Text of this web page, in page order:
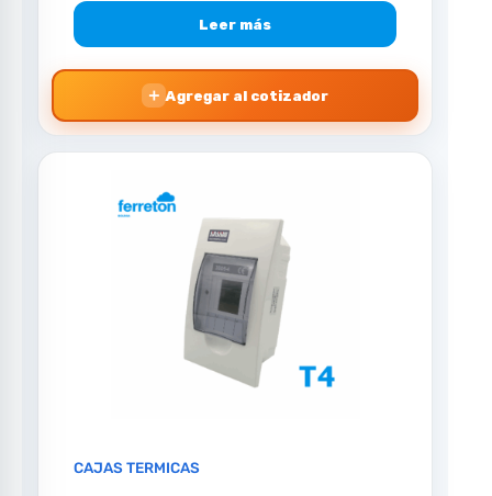
Leer más
＋ Agregar al cotizador
CAJAS TERMICAS